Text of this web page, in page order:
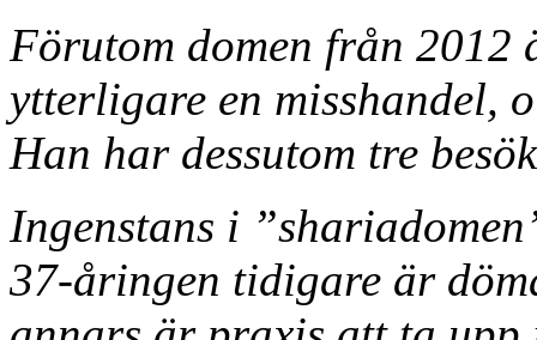
Förutom domen från 2012
ytterligare en misshandel,
Han har dessutom tre
Ingenstans i
37-åringen tidigare är